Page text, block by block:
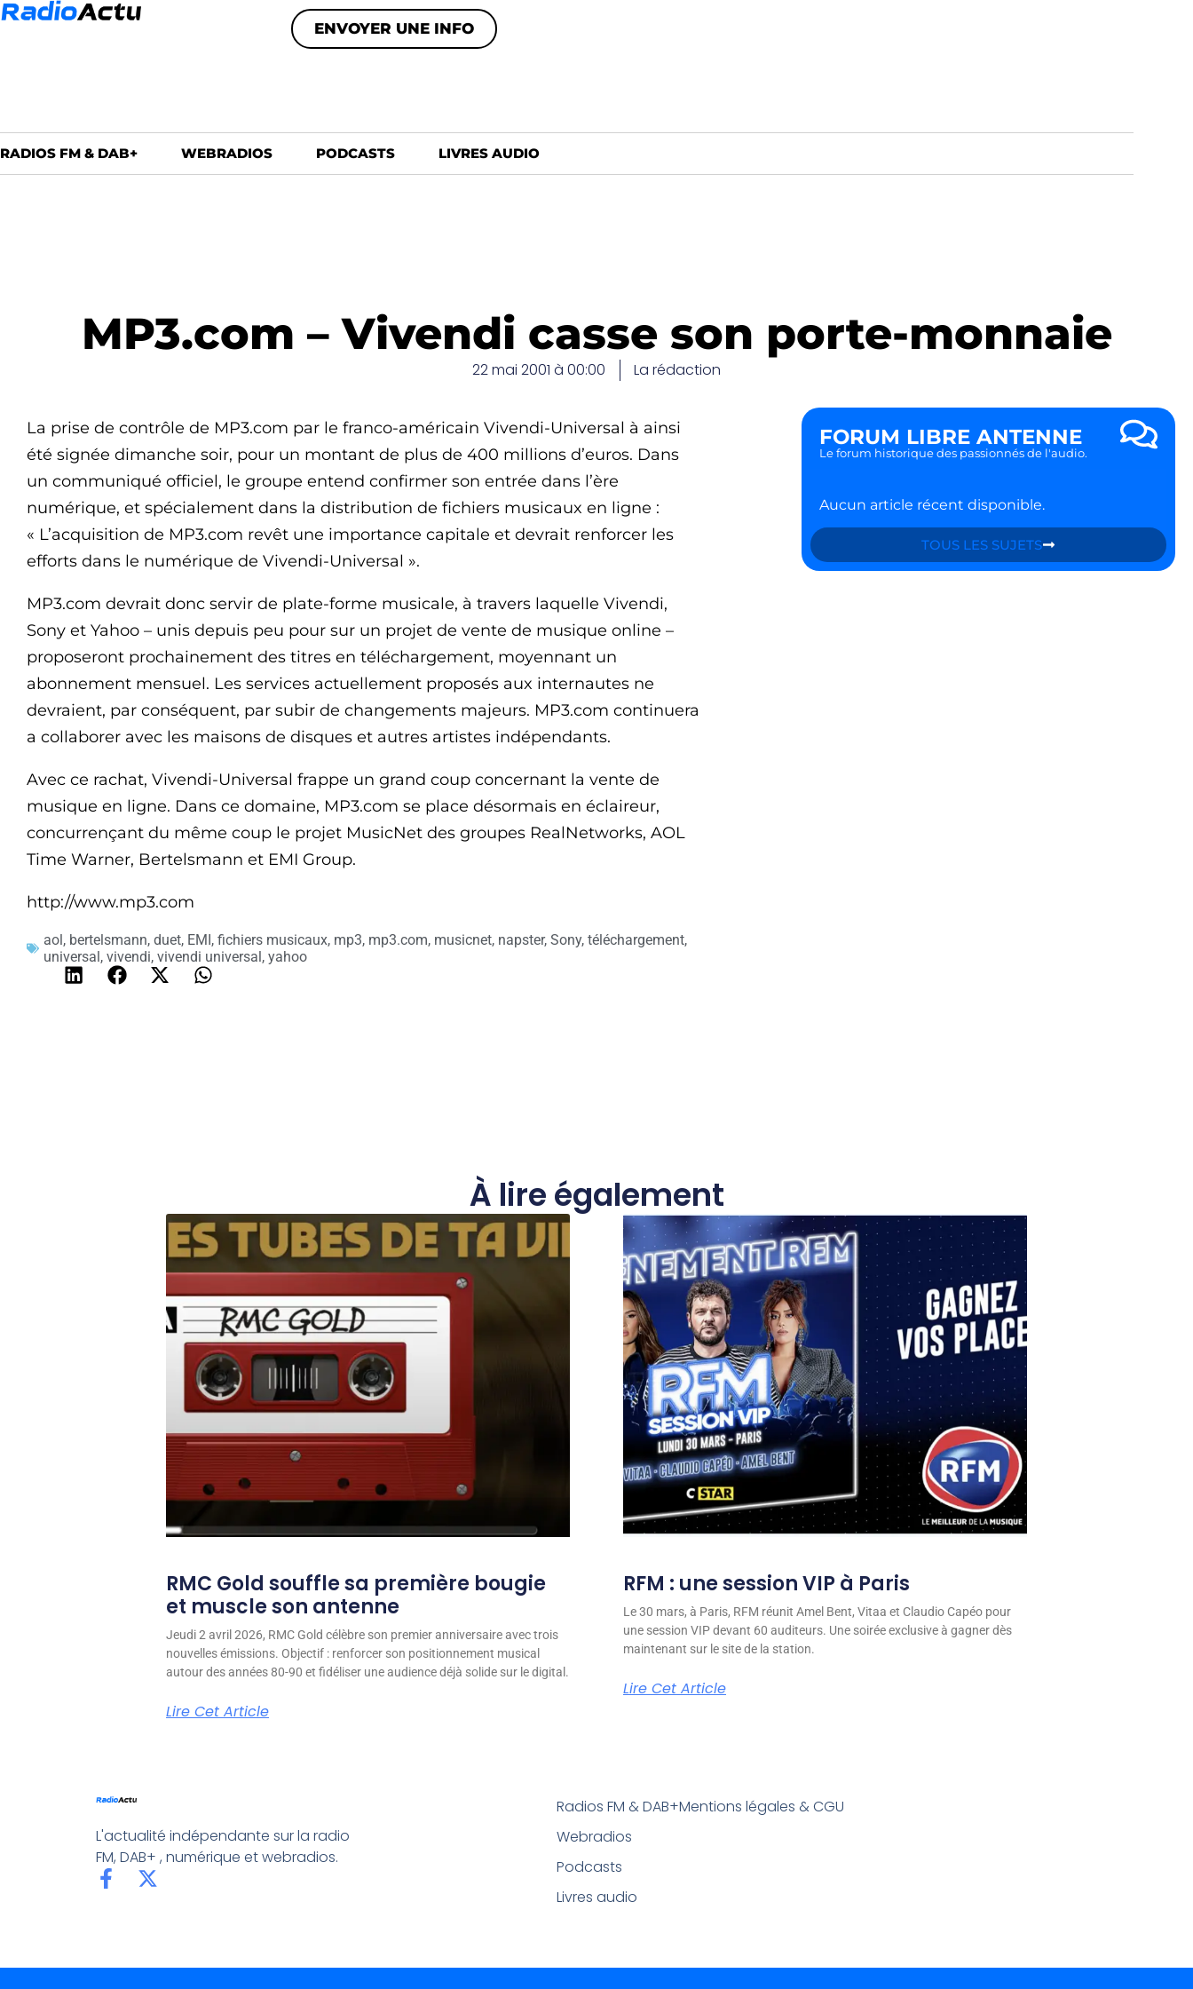
ENVOYER UNE INFO
RADIOS FM & DAB+ WEBRADIOS PODCASTS LIVRES AUDIO
MP3.com – Vivendi casse son porte-monnaie
22 mai 2001 à 00:00 La rédaction
La prise de contrôle de MP3.com par le franco-américain Vivendi-Universal à ainsi
été signée dimanche soir, pour un montant de plus de 400 millions d’euros. Dans
un communiqué officiel, le groupe entend confirmer son entrée dans l’ère
numérique, et spécialement dans la distribution de fichiers musicaux en ligne :
« L’acquisition de MP3.com revêt une importance capitale et devrait renforcer les
efforts dans le numérique de Vivendi-Universal ».
MP3.com devrait donc servir de plate-forme musicale, à travers laquelle Vivendi,
Sony et Yahoo – unis depuis peu pour sur un projet de vente de musique online –
proposeront prochainement des titres en téléchargement, moyennant un
abonnement mensuel. Les services actuellement proposés aux internautes ne
devraient, par conséquent, par subir de changements majeurs. MP3.com continuera
a collaborer avec les maisons de disques et autres artistes indépendants.
Avec ce rachat, Vivendi-Universal frappe un grand coup concernant la vente de
musique en ligne. Dans ce domaine, MP3.com se place désormais en éclaireur,
concurrençant du même coup le projet MusicNet des groupes RealNetworks, AOL
Time Warner, Bertelsmann et EMI Group.
http://www.mp3.com
aol, bertelsmann, duet, EMI, fichiers musicaux, mp3, mp3.com, musicnet, napster, Sony, téléchargement,
universal, vivendi, vivendi universal, yahoo
FORUM LIBRE ANTENNE
Le forum historique des passionnés de l'audio.
Aucun article récent disponible.
TOUS LES SUJETS
À lire également
RMC Gold souffle sa première bougie
et muscle son antenne
Jeudi 2 avril 2026, RMC Gold célèbre son premier anniversaire avec trois
nouvelles émissions. Objectif : renforcer son positionnement musical
autour des années 80-90 et fidéliser une audience déjà solide sur le digital.
Lire Cet Article
RFM : une session VIP à Paris
Le 30 mars, à Paris, RFM réunit Amel Bent, Vitaa et Claudio Capéo pour
une session VIP devant 60 auditeurs. Une soirée exclusive à gagner dès
maintenant sur le site de la station.
Lire Cet Article
L'actualité indépendante sur la radio
FM, DAB+ , numérique et webradios.
Radios FM & DAB+
Webradios
Podcasts
Livres audio
Mentions légales & CGU